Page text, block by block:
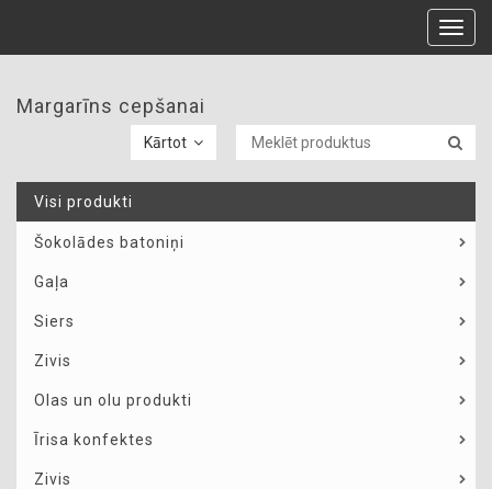
Margarīns cepšanai
Kārtot
Visi produkti
Šokolādes batoniņi
Gaļa
Siers
Zivis
Olas un olu produkti
Īrisa konfektes
Zivis